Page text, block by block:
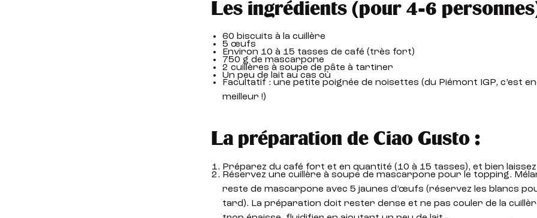
Les ingrédients (pour 4-6
60 biscuits à la cuillère
5 œufs
Environ 10 à 15 tasses de café (très fort)
750 g de mascarpone
2 cuillères à soupe de pâte à tartiner
Un peu de lait au cas où
Facultatif : une petite poignée de noisettes (du Piémont IGP, c’est
meilleur !)
La préparation de Ciao Gusto :
Préparez du café fort et en quantité (10 à 15 tasses), et bien
Réservez une cuillère à soupe de mascarpone pour le topping.
reste de mascarpone avec 5 jaunes d’œufs (réservez les blancs
tard). La préparation doit rester dense et ne pas couler de la